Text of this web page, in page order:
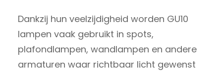
Dankzij hun veelzijdigheid worden GU10
lampen vaak gebruikt in spots,
plafondlampen, wandlampen en andere
armaturen waar richtbaar licht gewenst